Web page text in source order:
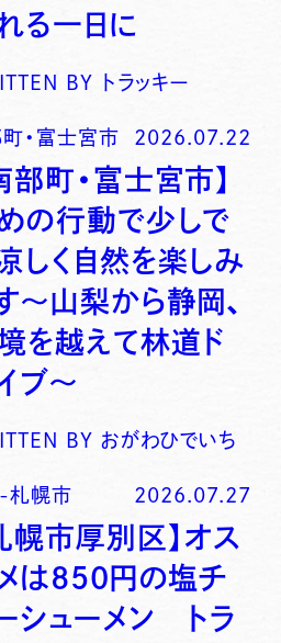
る一日に
BY トラッキー
・富士宮市 2026.07.22
部町・富士宮市】
の行動で少しで
しく自然を楽しみ
〜山梨から静岡、
を越えて林道ド
ブ〜
BY おがわひでいち
-札幌市 2026.07.27
幌市厚別区】オス
は850円の塩チ
シューメン トラ